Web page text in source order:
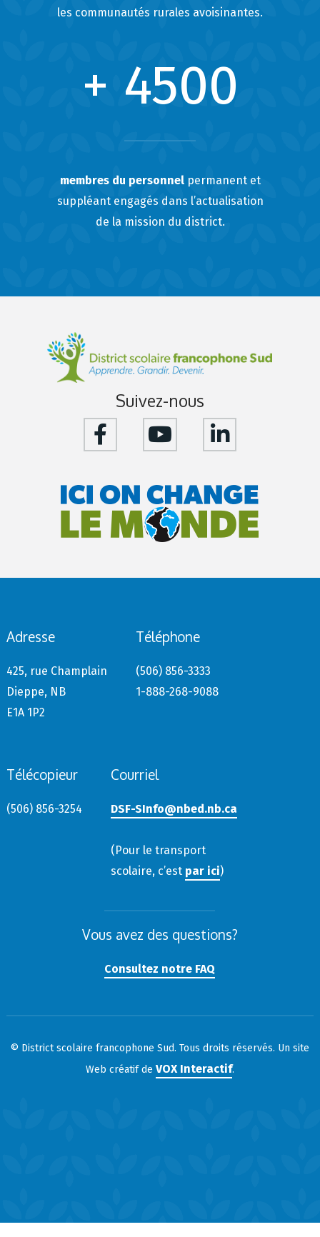
les communautés rurales avoisinantes.
+ 4500
membres du personnelpermanent et
suppléant engagés dans l’actualisation
de la mission du district.
Suivez-nous
Adresse
425, rue Champlain
Dieppe, NB
E1A 1P2
Téléphone
(506) 856-3333
1-888-268-9088
Télécopieur
(506) 856-3254
Courriel
DSF-SInfo@nbed.nb.ca
(Pour le transport
scolaire, c’est par ici)
Vous avez des questions?
Consultez notre FAQ
© District scolaire francophone Sud. Tous droits réservés. Un site
Web créatif de VOX Interactif.